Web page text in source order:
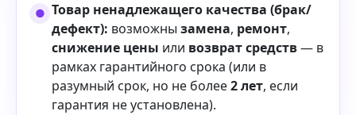
Товар ненадлежащего качества (брак/
дефект): возможны замена, ремонт,
снижение цены или возврат средств— в
рамках гарантийного срока (или в
разумный срок, но не более2 лет, если
гарантия не установлена).